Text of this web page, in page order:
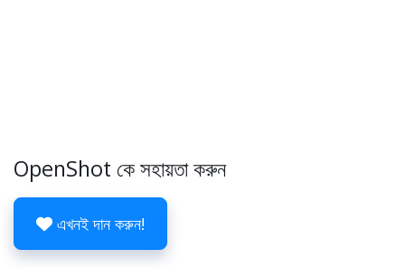
OpenShot কে সহায়তা করুন
এখনই দান করুন!